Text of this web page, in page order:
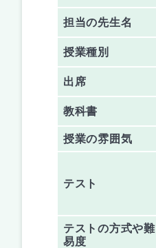
担当の先生名
授業種別
出席
教科書
授業の雰囲気
テスト
テストの方式や難
易度